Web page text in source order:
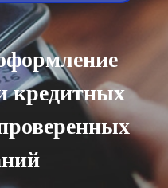
кредитных